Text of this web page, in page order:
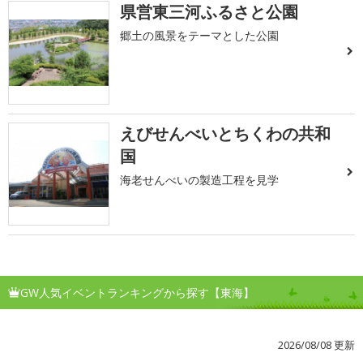
県営東三河ふるさと公園
郷土の風景をテーマとした公園
えびせんべいとちくわの共和
国
海老せんべいの製造工程を見学
GW人気イベントランキングから探す【東海】
2026/08/08 更新